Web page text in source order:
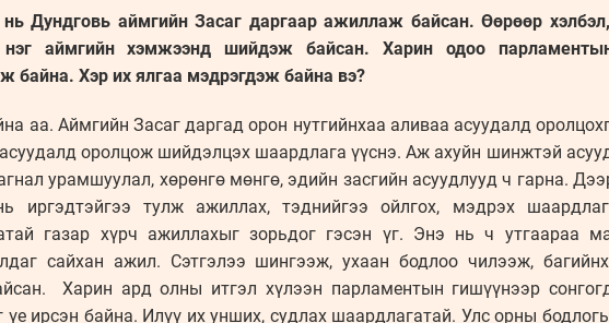
Дундговь аймгийн Засаг даргаар ажиллаж байсан. Өөрөөр
нэг аймгийн хэмжээнд шийдэж байсан. Харин одоо
байна. Хэр их ялгаа мэдрэгдэж байна вэ?
аа. Аймгийн Засаг даргад орон нутгийнхаа аливаа асуудалд
оролцож шийдэлцэх шаардлага үүснэ. Аж ахуйн шинжтэй
урамшуулал, хөрөнгө мөнгө, эдийн засгийн асуудлууд ч гарна.
иргэдтэйгээ тулж ажиллах, тэднийгээ ойлгох, мэдрэх
газар хүрч ажиллахыг зорьдог гэсэн үг. Энэ нь ч утгаараа
сайхан ажил. Сэтгэлээ шингээж, ухаан бодлоо чилээж,
Харин ард олны итгэл хүлээн парламентын гишүүнээр
үе ирсэн байна. Илүү их унших, судлах шаардлагатай. Улс орны